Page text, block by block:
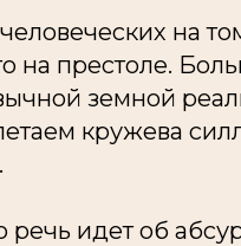
на
на престоле.
земной
кружева
речь идет об